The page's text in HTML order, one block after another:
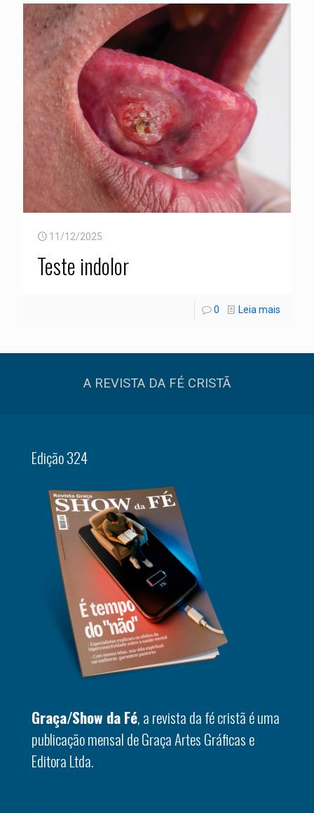
11/12/2025
Teste indolor
0 Leia mais
A REVISTA DA FÉ CRISTÃ
Edição 324
Graça/Show da Fé, a revista da fé cristã é uma
publicação mensal de Graça Artes Gráficas e
Editora Ltda.